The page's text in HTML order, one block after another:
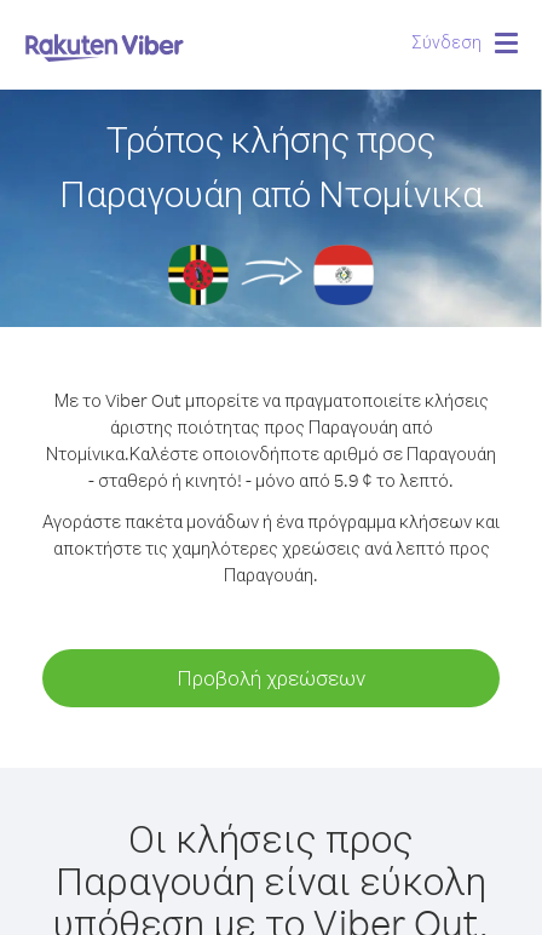
Σύνδεση
Τρόπος κλήσης προς
Παραγουάη από Ντομίνικα
Με το Viber Out μπορείτε να πραγματοποιείτε κλήσεις
άριστης ποιότητας προς Παραγουάη από
Ντομίνικα.Καλέστε οποιονδήποτε αριθμό σε Παραγουάη
- σταθερό ή κινητό! - μόνο από 5.9 ¢ το λεπτό.
Αγοράστε πακέτα μονάδων ή ένα πρόγραμμα κλήσεων και
αποκτήστε τις χαμηλότερες χρεώσεις ανά λεπτό προς
Παραγουάη.
Προβολή χρεώσεων
Οι κλήσεις προς
Παραγουάη είναι εύκολη
υπόθεση με το Viber Out.